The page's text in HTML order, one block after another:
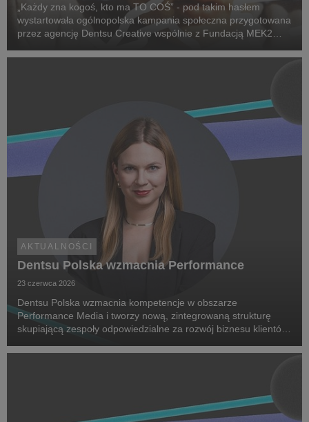
„Każdy zna kogoś, kto ma TO COŚ” - pod takim hasłem
wystartowała ogólnopolska kampania społeczna przygotowana
przez agencję Dentsu Creative wspólnie z Fundacją MEK2
chorób rzadkich, zwrócenie uwagi na problemy pac...
AKTUALNOŚCI
Dentsu Polska wzmacnia Performance
23 czerwca 2026
Dentsu Polska wzmacnia kompetencje w obszarze
Performance Media i tworzy nową, zintegrowaną strukturę
skupiającą zespoły odpowiedzialne za rozwój biznesu klientów
Na czele nowego obszaru stanęła Marta Bińczyk jako H...